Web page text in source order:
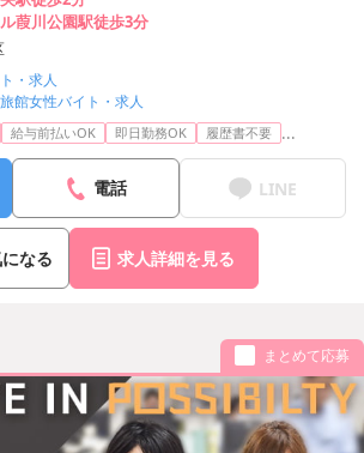
葭川公園駅徒歩3分
・求人
館女性バイト・求人
給与前払いOK 即日勤務OK 履歴書不要 ...
電話 LINE
なる 求人詳細を見る
まとめて応募